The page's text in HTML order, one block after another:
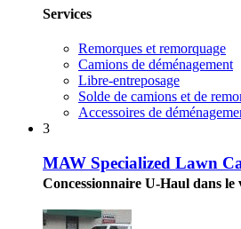
Services
Remorques et remorquage
Camions de déménagement
Libre-entreposage
Solde de camions et de
Accessoires de
3
MAW Specialized Lawn
Concessionnaire U-Haul dans le